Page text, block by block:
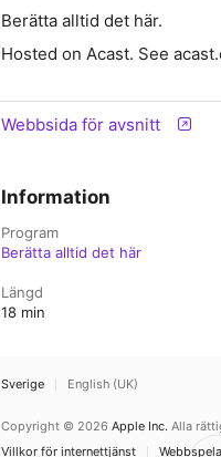
Berätta alltid det här.
Hosted on Acast. See
Webbsida för avsnitt
Information
Program
Berätta alltid det här
Längd
18 min
Sverige English (UK)
Copyright © 2026 Apple Inc. Alla
Villkor för internettjänst